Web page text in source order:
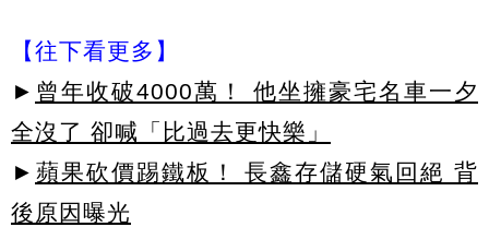
【往下看更多】
► 曾年收破4000萬！ 他坐擁豪宅名車一夕
全沒了 卻喊「比過去更快樂」
► 蘋果砍價踢鐵板！ 長鑫存儲硬氣回絕 背
後原因曝光